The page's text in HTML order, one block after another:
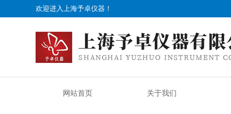
欢迎进入上海予卓仪器！
网站首页 关于我们